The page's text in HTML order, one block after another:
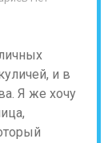
и в
Я же хочу